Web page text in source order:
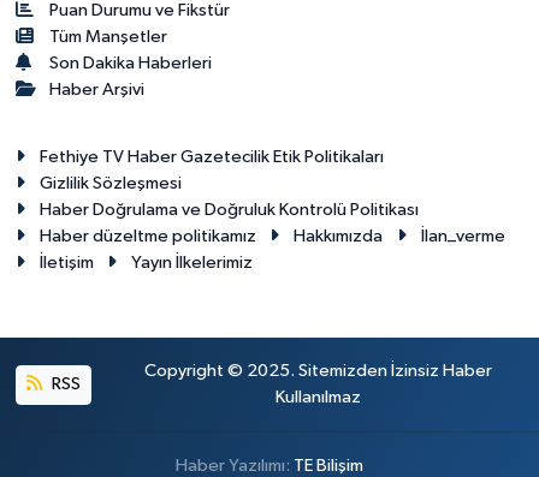
Puan Durumu ve Fikstür
Tüm Manşetler
Son Dakika Haberleri
Haber Arşivi
Fethiye TV Haber Gazetecilik Etik Politikaları
Gizlilik Sözleşmesi
Haber Doğrulama ve Doğruluk Kontrolü Politikası
Haber düzeltme politikamız
Hakkımızda
İlan_verme
İletişim
Yayın İlkelerimiz
RSS
Copyright © 2025. Sitemizden İzinsiz Haber
Kullanılmaz
Haber Yazılımı: TE Bilişim